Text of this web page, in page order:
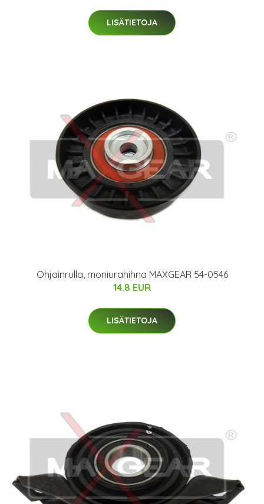
LISÄTIETOJA
Ohjainrulla, moniurahihna MAXGEAR 54-0546
14.8 EUR
LISÄTIETOJA